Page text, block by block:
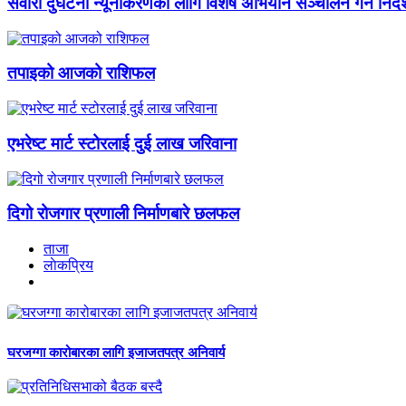
तपाइको आजको राशिफल
एभरेष्ट मार्ट स्टोरलाई दुई लाख जरिवाना
दिगो रोजगार प्रणाली निर्माणबारे छलफल
ताजा
लाेकप्रिय
घरजग्गा कारोबारका लागि इजाजतपत्र अनिवार्य